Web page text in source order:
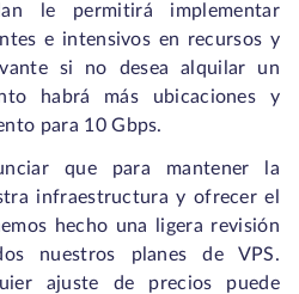
le permitirá implementar
e intensivos en recursos y
si no desea alquilar un
habrá más ubicaciones y
para 10 Gbps.
que para mantener la
infraestructura y ofrecer el
hecho una ligera revisión
nuestros planes de VPS.
ajuste de precios puede